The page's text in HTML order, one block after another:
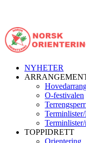
NYHETER
O-festivalen
TOPPIDRETT
Orientering